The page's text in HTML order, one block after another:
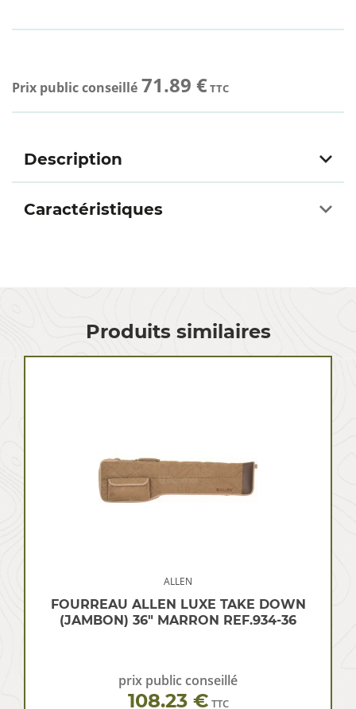
Prix public conseillé 71.89 €TTC
Description
Caractéristiques
Produits similaires
ALLEN
FOURREAU ALLEN LUXE TAKE DOWN
(JAMBON) 36″ MARRON REF.934-36
prix public conseillé
108.23 € TTC